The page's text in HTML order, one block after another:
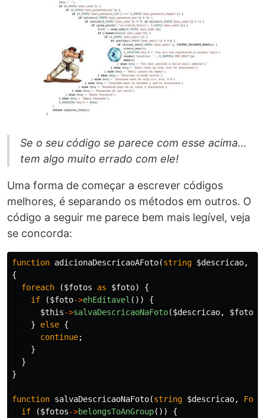
Se o seu código se parece com esse acima...
tem algo muito errado com ele!
Uma forma de começar a escrever códigos
melhores, é separando os métodos em outros. O
código a seguir me parece bem mais legível, veja
se concorda:
function adicionaDescricaoAFoto(string $descricao,
{
foreach
($fotos as $foto)
{
if
($foto->ehEditavel ())
{
$this->salvaDescricaoNaFoto($descricao, $fotos
}
else {
continue;
}
}
}
function salvaDescricaoNaFoto(string $descricao,
Foto
if
($fotos->belongsToAnGroup())
{